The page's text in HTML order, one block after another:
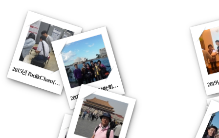
2015년
PacificC
hem
(하
와
이
) 2
008
년
호
주
암
학
회(시
드
니)